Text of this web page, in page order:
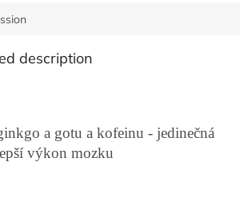
description
a gotu a kofeinu - jedinečná
výkon mozku